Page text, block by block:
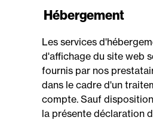
Hébergement
Les services
d'affichage du site web
fournis par nos
dans le cadre d'un
compte. Sauf
la présente déclaration